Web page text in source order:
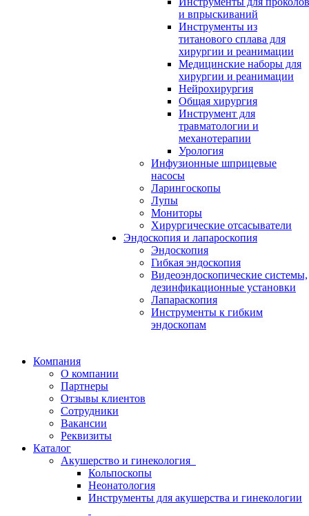
и впрыскиваний
Инструменты из
титанового сплава для
хирургии и реанимации
Медицинские наборы для
хирургии и реанимации
Нейрохирургия
Общая хирургия
Инструмент для
травматологии и
механотерапии
Урология
Инфузионные шприцевые
насосы
Ларингоскопы
Лупы
Мониторы
Хирургические отсасыватели
Эндоскопия и лапароскопия
Эндоскопия
Гибкая эндоскопия
Видеоэндоскопические системы,
дезинфикационные установки
Лапараскопия
Инструменты к гибким
эндоскопам
Компания
О компании
Партнеры
Отзывы клиентов
Сотрудники
Вакансии
Реквизиты
Каталог
Акушерство и гинекология
Кольпоскопы
Неонатология
Инструменты для акушерства и гинекологии